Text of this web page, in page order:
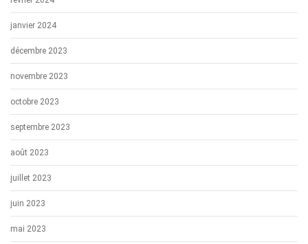
janvier 2024
décembre 2023
novembre 2023
octobre 2023
septembre 2023
août 2023
juillet 2023
juin 2023
mai 2023